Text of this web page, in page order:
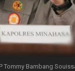
Tommy Bambang